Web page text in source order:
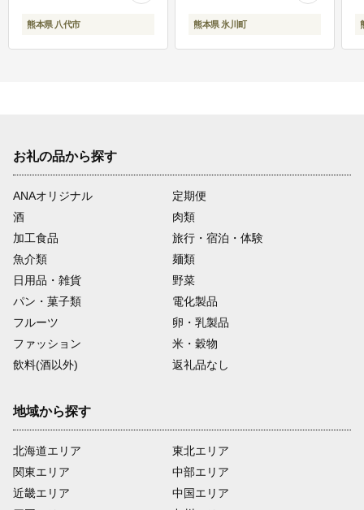
熊本県 八代市 熊本県 氷川町
お礼の品から探す
ANAオリジナル
定期便
酒
肉類
加工食品
旅行・宿泊・体験
魚介類
麺類
日用品・雑貨
野菜
パン・菓子類
電化製品
フルーツ
卵・乳製品
ファッション
米・穀物
飲料(酒以外)
返礼品なし
地域から探す
北海道エリア
関東エリア
近畿エリア
東北エリア
中部エリア
中国エリア